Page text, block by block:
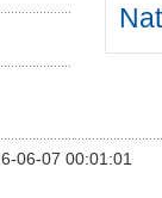
06-07 00:01:01